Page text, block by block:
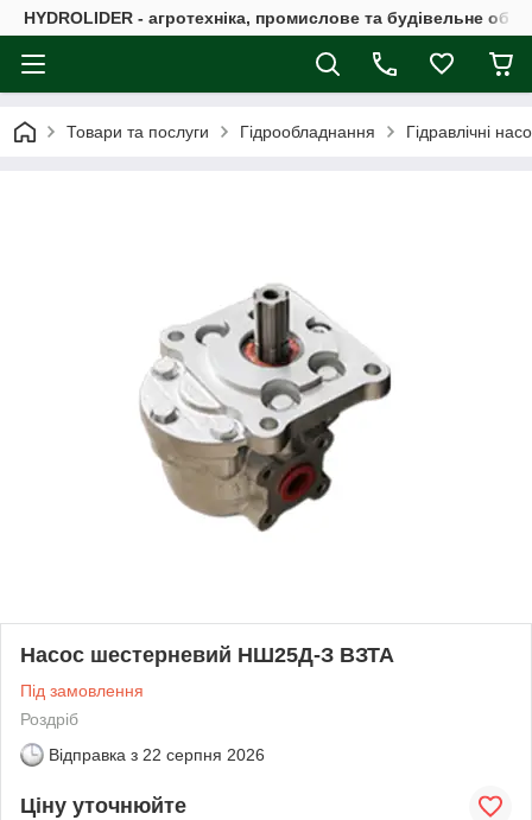
HYDROLIDER - агротехніка, промислове та будівельне
Товари та послуги Гідрообладнання Гідравлічні
Насос шестерневий НШ25Д-З ВЗТА
Під замовлення
Роздріб
Відправка з 22 серпня 2026
Ціну уточнюйте